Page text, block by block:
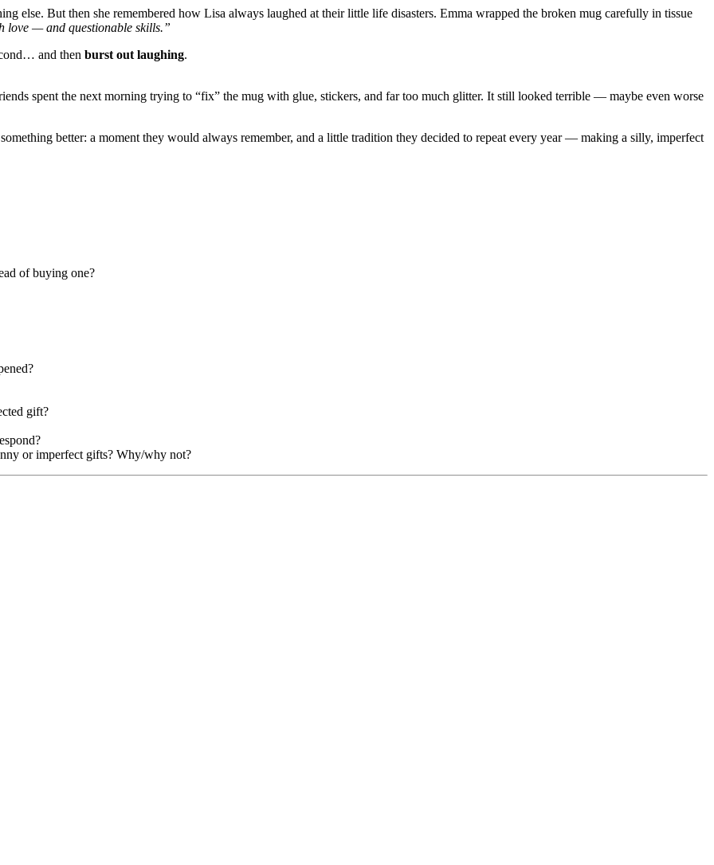
else. But then she remembered how Lisa always laughed at their little life disasters. Emma wrapped the broken mug carefully in tissue
love — and questionable skills.”
and then burst out laughing.
spent the next morning trying to “fix” the mug with glue, stickers, and far too much glitter. It still looked terrible — maybe even worse
better: a moment they would always remember, and a little tradition they decided to repeat every year — making a silly, imperfect
of buying one?
gift?
or imperfect gifts? Why/why not?